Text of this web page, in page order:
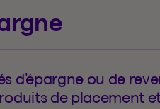
d’épargne ou de
de placement